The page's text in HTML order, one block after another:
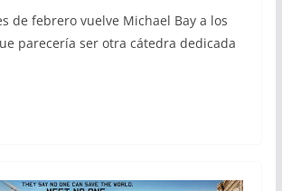
de febrero vuelve Michael Bay a los
parecería ser otra cátedra dedicada